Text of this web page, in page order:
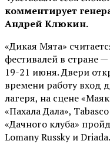
комментирует
Андрей Клюкин.
«Дикая Мята»
фестивалей в стране
19-21 июня. Двери
времени работу вход
лагеря, на сцене
«Пахала Дала»,
«Дачного клуба»
Lomany Russky и Driada.